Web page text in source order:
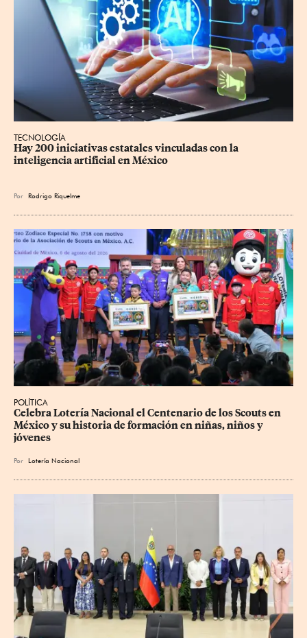
TECNOLOGÍA
Hay 200 iniciativas estatales vinculadas con la
inteligencia artificial en México
Por Rodrigo Riquelme
POLÍTICA
Celebra Lotería Nacional el Centenario de los Scouts en
México y su historia de formación en niñas, niños y
jóvenes
Por Lotería Nacional